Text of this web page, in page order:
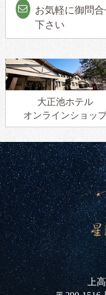
お気軽に御問
下さい
大正池ホテル
オンラインショッ
上